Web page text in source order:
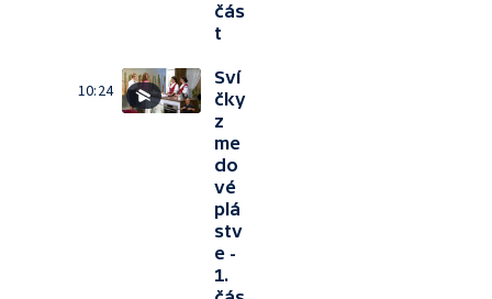
čás
t
10:24
Sví
čky
z
me
do
vé
plá
stv
e -
1.